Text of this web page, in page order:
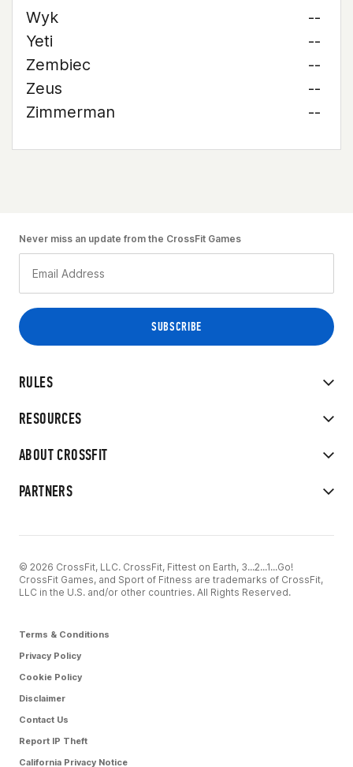
Wyk
--
Yeti
--
Zembiec
--
Zeus
--
Zimmerman
--
RULES
RESOURCES
ABOUT CROSSFIT
PARTNERS
Never miss an update from the CrossFit Games
© 2026 CrossFit, LLC. CrossFit, Fittest on Earth, 3...2...1...Go!
CrossFit Games, and Sport of Fitness are trademarks of CrossFit,
LLC in the U.S. and/or other countries. All Rights Reserved.
Terms & Conditions
Privacy Policy
Cookie Policy
Disclaimer
Contact Us
Report IP Theft
California Privacy Notice